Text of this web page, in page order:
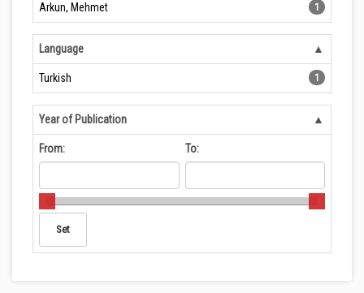
Arkun, Mehmet 1
Language
Turkish 1
Year of Publication
From: To: